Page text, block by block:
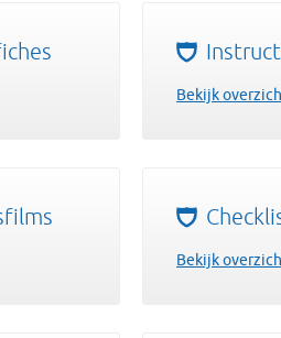
Bekijk
Bekijk